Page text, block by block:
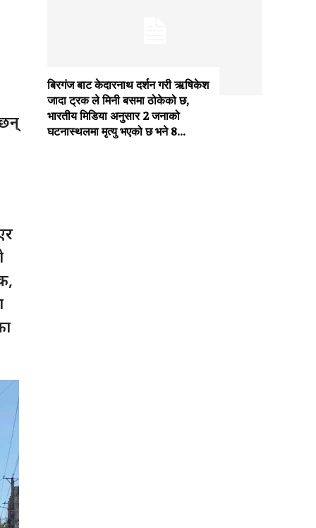
बिरगंज बाट केदारनाथ दर्शन गरी ऋषिकेश
जादा ट्रक ले मिनी बसमा ठोकेको छ,
भारतीय मिडिया अनुसार 2 जनाको
घटनास्थलमा मृत्यु भएको छ भने 8...